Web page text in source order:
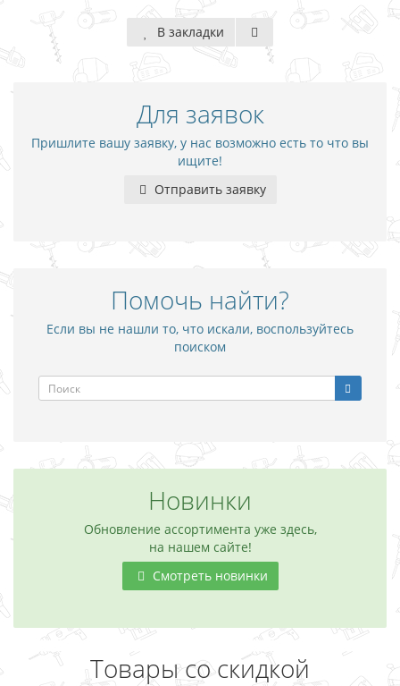
В закладки
Для заявок
Пришлите вашу заявку, у нас возможно есть то что вы
ищите!
Отправить заявку
Помочь найти?
Если вы не нашли то, что искали, воспользуйтесь
поиском
Новинки
Обновление ассортимента уже здесь,
на нашем сайте!
Смотреть новинки
Товары со скидкой